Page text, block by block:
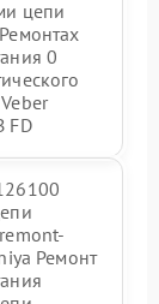
цепи
0
FD
Ремонт